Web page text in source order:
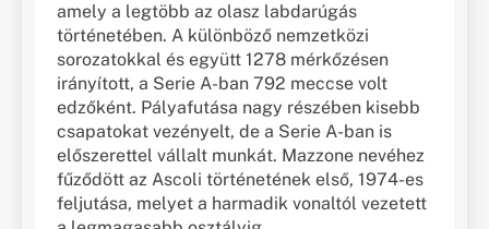
amely a legtöbb az olasz labdarúgás
történetében. A különböző nemzetközi
sorozatokkal és együtt 1278 mérkőzésen
irányított, a Serie A-ban 792 meccse volt
edzőként. Pályafutása nagy részében kisebb
csapatokat vezényelt, de a Serie A-ban is
előszerettel vállalt munkát. Mazzone nevéhez
fűződött az Ascoli történetének első, 1974-es
feljutása, melyet a harmadik vonaltól vezetett